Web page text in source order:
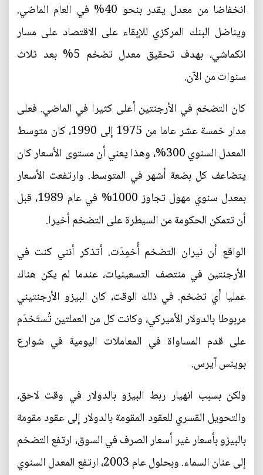
انخفاضا من معدل يقدر بنحو 40% في العام الماضي.
ويناضل البنك المركزي للإبقاء على الاقتصاد على مسار
انكماشي، بهدف تحقيق معدل تضخم 5% بعد ثلاث
سنوات من الآن.
كان التضخم في الأرجنتين أعلى كثيرا في الماضي. فعلى
مدار خمسة عشر عاما من 1975 إلى 1990، كان متوسط
المعدل السنوي 300%، وهذا يعني أن مستوى الأسعار كان
يتضاعف كل بضعة أشهر في المتوسط. وارتفعت الأسعار
بمعدل سنوي مهول تجاوز 1000% في عام 1989، قبل
أن تتمكن الحكومة من السيطرة على التضخم أخيرا.
الواقع أن نيران التضخم أُخمِدَت. أتذكر أنني كنت في
الأرجنتين في منتصف التسعينيات، عندما لم يكن هناك
عمليا أي تضخم. في ذلك الوقت، كان البيزو الأرجنتيني
مربوطا بالدولار الأميركي، وكانت كل من العملتين تُستَخدَم
على قدم المساواة في المعاملات اليومية في شوارع
بوينس آيرس.
ولكن بسبب انهيار ربط البيزو بالدولار في وقت لاحق،
والتحويل القسري للعقود المقومة بالدولار إلى عقود مقومة
بالبيزو بأسعار غير أسعار الصرف في السوق، ارتفع التضخم
إلى عنان السماء. وبحلول عام 2003، ارتفع المعدل السنوي